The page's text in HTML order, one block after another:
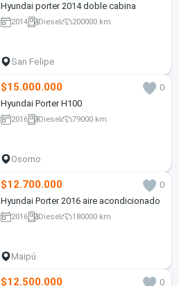
Hyundai porter 2014 doble cabina
2014 Diesel 200000 km
San Felipe
$15.000.000
0
Hyundai Porter H100
2016 Diesel 79000 km
Osorno
$12.700.000
0
Hyundai Porter 2016 aire acondicionado
2016 Diesel 180000 km
Maipú
$12.500.000
0